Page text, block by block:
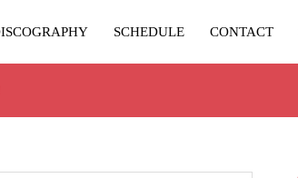
SCHEDULE CONTACT